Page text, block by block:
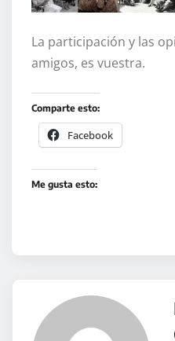
La participación y las
amigos, es vuestra.
Comparte esto:
Facebook
Me gusta esto: